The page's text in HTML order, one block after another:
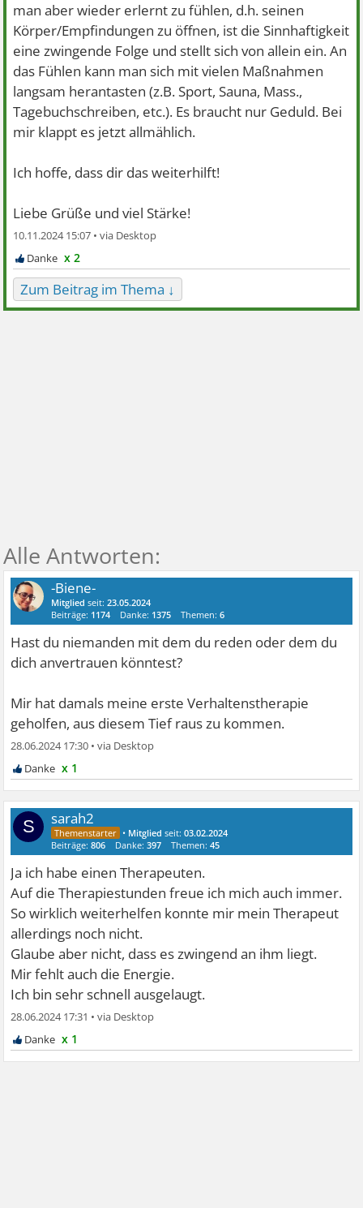
man aber wieder erlernt zu fühlen, d.h. seinen
Körper/Empfindungen zu öffnen, ist die Sinnhaftigkeit
eine zwingende Folge und stellt sich von allein ein. An
das Fühlen kann man sich mit vielen Maßnahmen
langsam herantasten (z.B. Sport, Sauna, Mass.,
Tagebuchschreiben, etc.). Es braucht nur Geduld. Bei
mir klappt es jetzt allmählich.
Ich hoffe, dass dir das weiterhilft!
Liebe Grüße und viel Stärke!
10.11.2024 15:07 •
x 2
Zum Beitrag im Thema ↓
-Biene-
Mitglied seit:23.05.2024
Beiträge: 1174 Danke: 1375 Themen:6
Hast du niemanden mit dem du reden oder dem du
dich anvertrauen könntest?
Mir hat damals meine erste Verhaltenstherapie
geholfen, aus diesem Tief raus zu kommen.
28.06.2024 17:30 •
x 1
S sarah2
• Mitglied seit:03.02.2024
Beiträge:806 Danke:397 Themen:45
Ja ich habe einen Therapeuten.
Auf die Therapiestunden freue ich mich auch immer.
So wirklich weiterhelfen konnte mir mein Therapeut
allerdings noch nicht.
Glaube aber nicht, dass es zwingend an ihm liegt.
Mir fehlt auch die Energie.
Ich bin sehr schnell ausgelaugt.
28.06.2024 17:31 •
x 1